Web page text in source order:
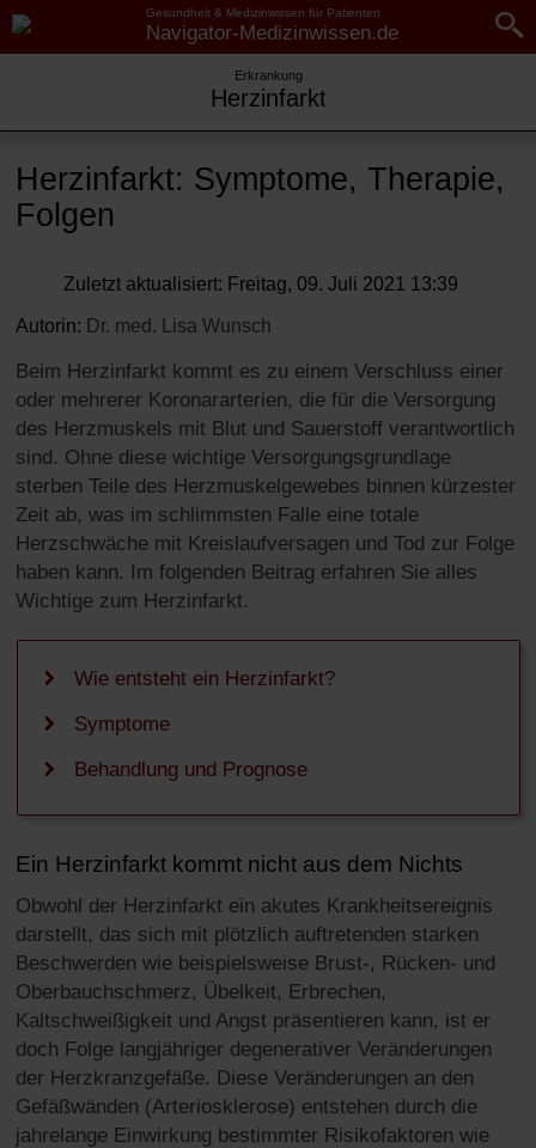
Gesundheit & Medizinwissen für Patienten
Navigator-Medizinwissen.de
Erkrankung
Herzinfarkt
Herzinfarkt: Symptome, Therapie,
Folgen
Zuletzt aktualisiert: Freitag, 09. Juli 2021 13:39
Autorin: Dr. med. Lisa Wunsch
Beim Herzinfarkt kommt es zu einem Verschluss einer
oder mehrerer Koronararterien, die für die Versorgung
des Herzmuskels mit Blut und Sauerstoff verantwortlich
sind. Ohne diese wichtige Versorgungsgrundlage
sterben Teile des Herzmuskelgewebes binnen kürzester
Zeit ab, was im schlimmsten Falle eine totale
Herzschwäche mit Kreislaufversagen und Tod zur Folge
haben kann. Im folgenden Beitrag erfahren Sie alles
Wichtige zum Herzinfarkt.
Wie entsteht ein Herzinfarkt?
Symptome
Behandlung und Prognose
Ein Herzinfarkt kommt nicht aus dem Nichts
Obwohl der Herzinfarkt ein akutes Krankheitsereignis
darstellt, das sich mit plötzlich auftretenden starken
Beschwerden wie beispielsweise Brust-, Rücken- und
Oberbauchschmerz, Übelkeit, Erbrechen,
Kaltschweißigkeit und Angst präsentieren kann, ist er
doch Folge langjähriger degenerativer Veränderungen
der Herzkranzgefäße. Diese Veränderungen an den
Gefäßwänden (Arteriosklerose) entstehen durch die
jahrelange Einwirkung bestimmter Risikofaktoren wie
► Diagnostik & Laborwerte
► Medikamente
► Gesundheitsthemen
►
Krankheiten
Herzinfarkt: Symptome,
Wie entsteht ein Herzinfarkt?
Ursachen
Symptome
Diagnose
Behandlung
Prognose